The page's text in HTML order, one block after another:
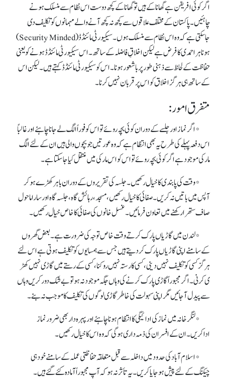
اگر کوئی افریقن ہے گھانا کے ہیں تو گھانا کے کچھ دوست اس نظام سے منسلک ہونے
چاہئیں۔ پاکستان کے مختلف علاقوں سے کچھ نہ کچھ آنے والے مہمانوں کو تکلیف دی
جاسکتی ہے کہ وہ اس نظام سے منسلک ہوں۔سیکیورٹی مائنڈڈ(Security Minded)
ہونا ہر احمدی کا فرض ہے لیکن اخلاقِ فاضلہ کے ساتھ ۔ اس سیکیورٹی مائنڈڈ ہونے کویعنی
حفاظت کے لحاظ سے ذہنی طور پر باشعور ہونا ۔ اس کو سیکیورٹی مائنڈڈ کہتے ہیں۔ لیکن اس
کے ساتھ ہی ہر گز اخلاق کو اس پر قربان نہیں کرنا۔
متفرق امور:
* اگر نماز اور جلسے کے دوران کو ئی بچہ روئے تو اس کو فوراً الگ لے جانا چاہئے اورغالباً
اس دفعہ پہلے کی طرح یہ بھی انتظام ہے کہ وہ عورتیں جو بچوں والی ہیں ان کے لئے الگ
مار کی موجود ہے اگرکوئی بچہ روئے تو اس کو اس مارکی میں منتقل کیا جاسکتاہے۔
* وقت کی پابندی کا خیال رکھیں۔جلسہ کی تقریروں کے دوران باہرکھڑے ہو کر
آپس میں باتیں نہ کریں ۔ صفائی کا خیال رکھیں ، مسجد ، رہائش گاہ، جلسہ گاہ اور سارا ماحول
صاف ستھرا رکھنے میں تعاون فرمائیں۔غسل خانوں کی صفائی کا خاص خیال رکھیں۔
* لندن میں گاڑیاں پارک کرتے وقت خاص توجہ کی ضرورت ہے ۔ بعض گھروں
کے سامنے اپنی گاڑیاں پارک کر دیتے ہیں جس سے ہمسایوں کو تکلیف ہوتی ہے اس لئے
ہر گز کسی کو تکلیف نہیں دینی، کسی کا رستہ نہیں روکنا، کسی کے رستے میں گاڑی نہیں کھڑ
ی کرنی۔ اگر مجبوراً گاڑی پارک کرنے کی وہاں جگہ موجود نہ ہو تو بے شک دور کریں وہاں
سے پیدل آ جائیں مگر اپنی سہولت کی خاطرگاڑی لوگوں کی تکلیف کا موجب نہ بنے ۔
* لنگر خانہ میں نمازکی ادائیگی کا انتظام ہونا چاہئے اورپہرہ دار بھی ضرور نما ز
اداکریں۔ان کے افسران کی ذمہ داری ہوگی کہ وہ اس کاخیال رکھیں ۔
* اسلام آباد کی حدودمیں داخلہ سے قبل متعلقہ حفاظتی عملہ کے سامنے خود ہی
چیکنگ کے لئے پیش ہو جایا کریں ۔ یہ تأثر نہ ہوکہ آپ مجبوراً آمادہ کئے گئے ہیں۔